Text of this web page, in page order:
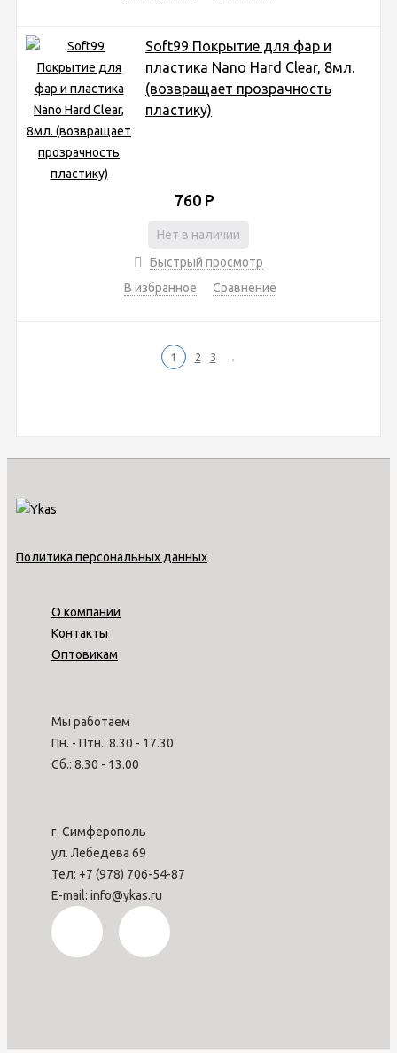
Soft99 Покрытие для фар и
пластика Nano Hard Clear, 8мл.
(возвращает прозрачность
пластику)
760 Р
Нет в наличии
Быстрый просмотр
В избранное
Сравнение
1 2 3 →
Политика персональных данных
О компании
Контакты
Оптовикам
Мы работаем
Пн. - Птн.: 8.30 - 17.30
Сб.: 8.30 - 13.00
г. Симферополь
ул. Лебедева 69
Тел: +7 (978) 706-54-87
E-mail: info@ykas.ru